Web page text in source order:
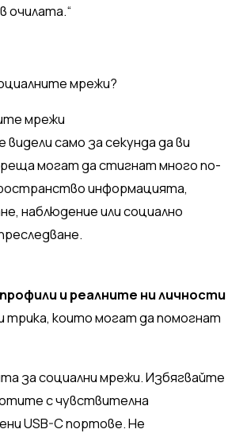
очилата.“
мрежи
само за секунда да ви
могат да стигнат много по-
информацията,
наблюдение или социално
и реалните ни личности
трика, които могат да помогнат
за социални мрежи. Избягвайте
с чувствителна
USB-C портове. Не